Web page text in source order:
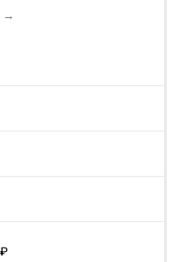
→